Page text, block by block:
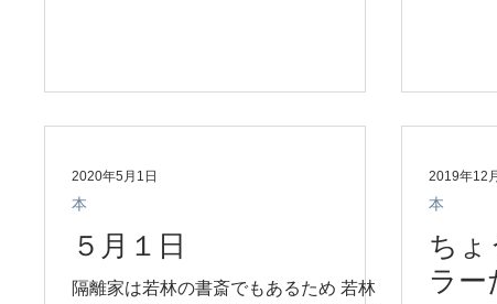
2020年5月1日
本
５月１日
隔離家は若林の書斎でもあるため 若林
2019年12
本
ちょ
ラー